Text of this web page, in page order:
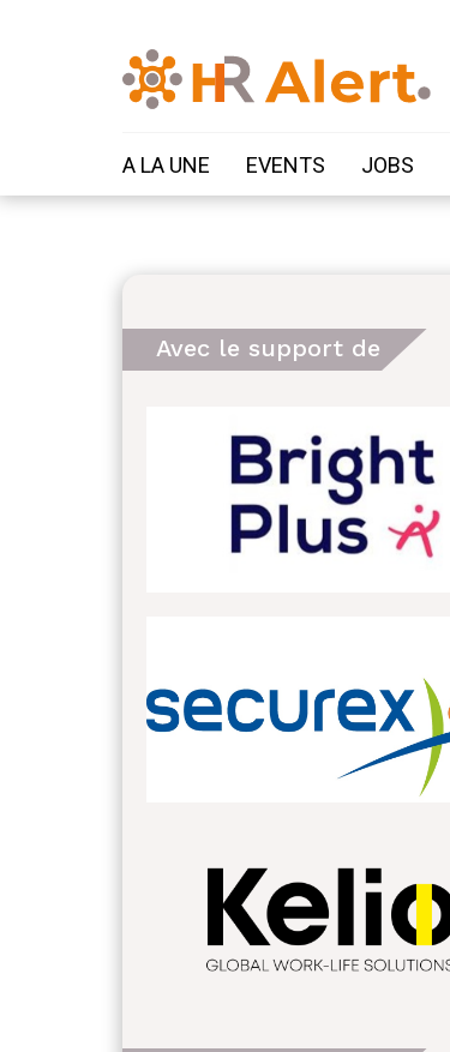
A LA UNE EVENTS JOBS
Avec le support de